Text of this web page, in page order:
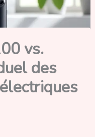
vs.
des